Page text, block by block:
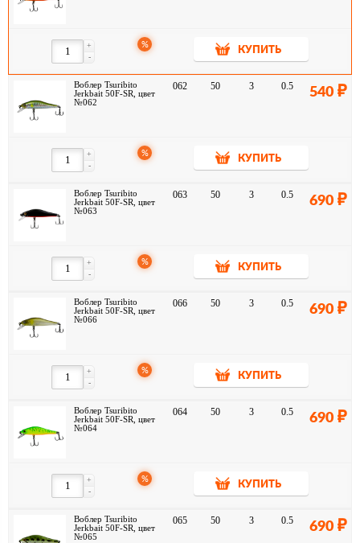
-
+ %
КУПИТЬ
Воблер Tsuribito
Jerkbait 50F-SR, цвет
№062
062 50 3 0.5 540
-
+ %
КУПИТЬ
Воблер Tsuribito
Jerkbait 50F-SR, цвет
№063
063 50 3 0.5 690
-
+ %
КУПИТЬ
Воблер Tsuribito
Jerkbait 50F-SR, цвет
№066
066 50 3 0.5 690
-
+ %
КУПИТЬ
Воблер Tsuribito
Jerkbait 50F-SR, цвет
№064
064 50 3 0.5 690
-
+ %
КУПИТЬ
Воблер Tsuribito
Jerkbait 50F-SR, цвет
№065
065 50 3 0.5 690